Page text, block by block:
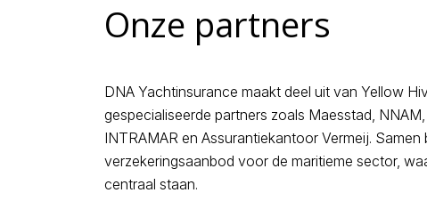
Onze partners
DNA Yachtinsurance maakt deel uit van Yellow
gespecialiseerde partners zoals Maesstad,
INTRAMAR en Assurantiekantoor Vermeij.
verzekeringsaanbod voor de maritieme sector,
centraal staan.